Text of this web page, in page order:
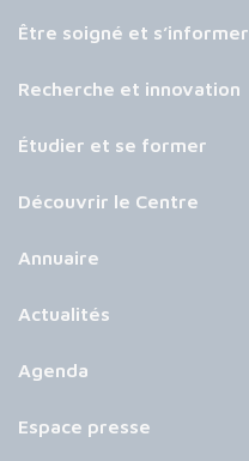
Être soigné et s’informer
Recherche et innovation
Étudier et se former
Découvrir le Centre
Annuaire
Actualités
Agenda
Espace presse